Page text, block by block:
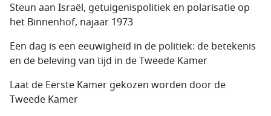
Steun aan Israël, getuigenispolitiek en polarisatie op
het Binnenhof, najaar 1973
Een dag is een eeuwigheid in de politiek: de betekenis
en de beleving van tijd in de Tweede Kamer
Laat de Eerste Kamer gekozen worden door de
Tweede Kamer